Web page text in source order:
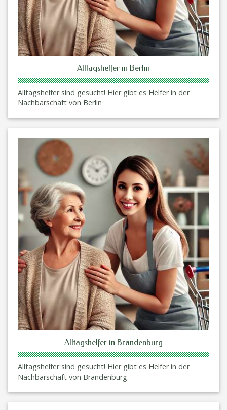
Alltagshelfer in Berlin
Alltagshelfer sind gesucht! Hier gibt es Helfer in der
Nachbarschaft von Berlin
Alltagshelfer in Brandenburg
Alltagshelfer sind gesucht! Hier gibt es Helfer in der
Nachbarschaft von Brandenburg